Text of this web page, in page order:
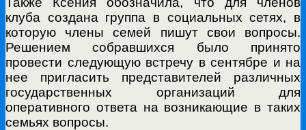
клуба создана группа в социальных сетях, в
которую члены семей пишут свои вопросы.
Решением собравшихся было принято
провести следующую встречу в сентябре и на
нее пригласить представителей различных
государственных организаций для
оперативного ответа на возникающие в таких
семьях вопросы.